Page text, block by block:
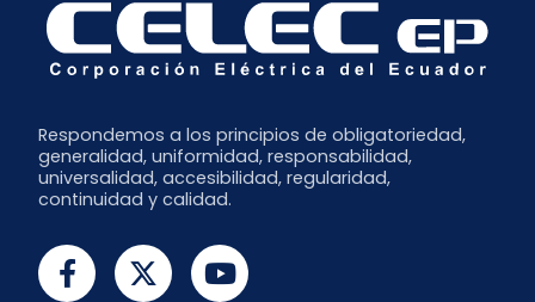
Respondemos a los principios de obligatoriedad,
generalidad, uniformidad, responsabilidad,
universalidad, accesibilidad, regularidad,
continuidad y calidad.